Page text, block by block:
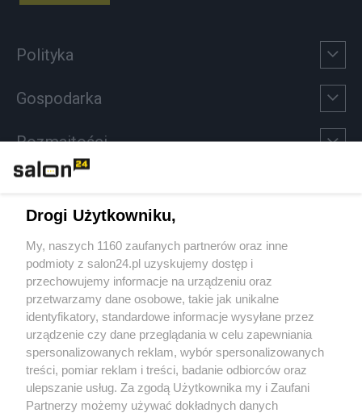
Polityka
Gospodarka
Rozmaitości
Sport
Społeczeństwo
Kultura
X Facebook Instagram Youtube
Drogi Użytkowniku,
My, naszych 1160 zaufanych partnerów oraz inne
podmioty z salon24.pl uzyskujemy dostęp i
przechowujemy informacje na urządzeniu oraz
przetwarzamy dane osobowe, takie jak unikalne
identyfikatory, standardowe informacje wysyłane przez
urządzenie czy dane przeglądania w celu zapewniania
spersonalizowanych reklam, wybór spersonalizowanych
treści, pomiar reklam i treści, badanie odbiorców oraz
ulepszanie usług. Za zgodą Użytkownika my i Zaufani
Partnerzy możemy używać dokładnych danych